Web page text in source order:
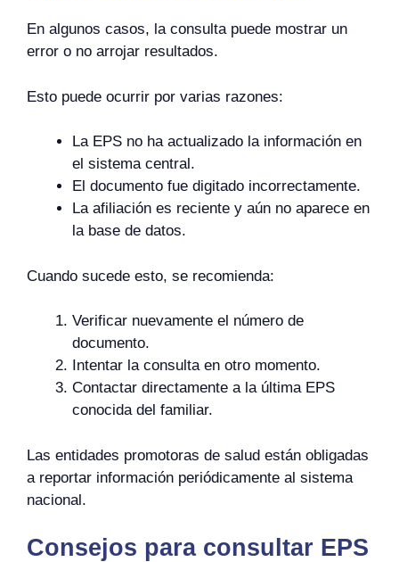
En algunos casos, la consulta puede mostrar un
error o no arrojar resultados.
Esto puede ocurrir por varias razones:
La EPS no ha actualizado la información en
el sistema central.
El documento fue digitado incorrectamente.
La afiliación es reciente y aún no aparece en
la base de datos.
Cuando sucede esto, se recomienda:
Verificar nuevamente el número de
documento.
Intentar la consulta en otro momento.
Contactar directamente a la última EPS
conocida del familiar.
Las entidades promotoras de salud están obligadas
a reportar información periódicamente al sistema
nacional.
Consejos para consultar EPS